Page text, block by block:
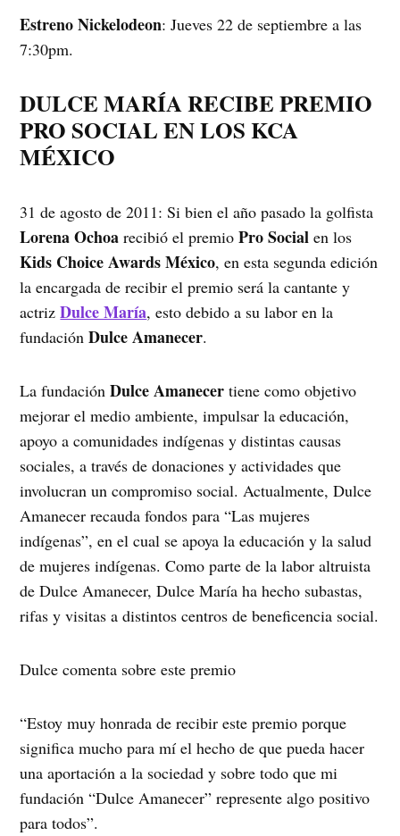
Estreno Nickelodeon: Jueves 22 de septiembre a las
7:30pm.
DULCE MARÍA RECIBE PREMIO
PRO SOCIAL EN LOS KCA
MÉXICO
31 de agosto de 2011: Si bien el año pasado la golfista
Lorena Ochoa recibió el premioPro Social en los
Kids Choice Awards México, en esta segunda edición
la encargada de recibir el premio será la cantante y
actrizDulce María, esto debido a su labor en la
fundaciónDulce Amanecer.
La fundaciónDulce Amanecer tiene como objetivo
mejorar el medio ambiente, impulsar la educación,
apoyo a comunidades indígenas y distintas causas
sociales, a través de donaciones y actividades que
involucran un compromiso social. Actualmente, Dulce
Amanecer recauda fondos para “Las mujeres
indígenas”, en el cual se apoya la educación y la salud
de mujeres indígenas. Como parte de la labor altruista
de Dulce Amanecer, Dulce María ha hecho subastas,
rifas y visitas a distintos centros de beneficencia social.
Dulce comenta sobre este premio
“Estoy muy honrada de recibir este premio porque
significa mucho para mí el hecho de que pueda hacer
una aportación a la sociedad y sobre todo que mi
fundación “Dulce Amanecer” represente algo positivo
para todos”.